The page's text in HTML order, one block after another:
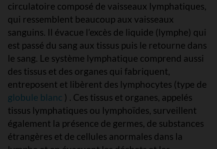
circulatoire composé de vaisseaux lymphatiques,
qui ressemblent beaucoup aux vaisseaux
sanguins. Il évacue l’excès de liquide (lymphe) qui
est passé du sang aux tissus puis le retourne dans
le sang. Le système lymphatique comprend aussi
des tissus et des organes qui fabriquent,
entreposent et libèrent des lymphocytes (type de
globule blanc ) . Ces tissus et organes, appelés
tissus lymphatiques ou lymphoïdes, surveillent
également la présence de germes, de substances
étrangères et de cellules anormales dans la